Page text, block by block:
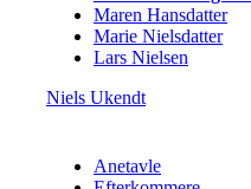
Maren Hansdatter
Marie Nielsdatter
Lars Nielsen
Niels Ukendt
Anetavle